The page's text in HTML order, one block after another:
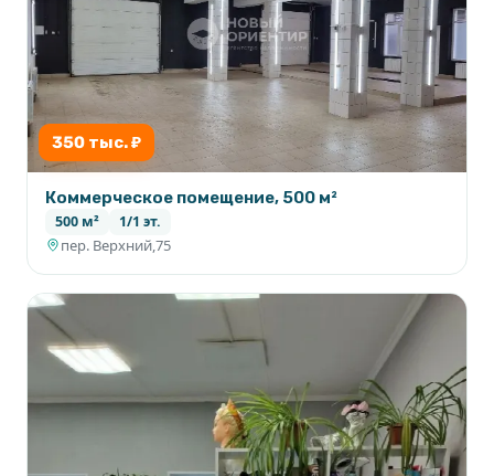
350 тыс. ₽
Коммерческое помещение, 500 м²
500 м² 1/1 эт.
пер. Верхний,75